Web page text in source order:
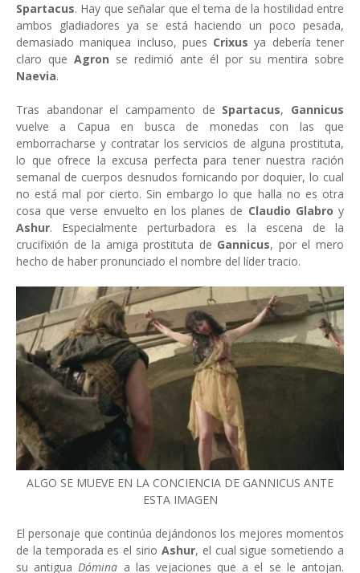
Spartacus. Hay que señalar que el tema de la hostilidad entre
ambos gladiadores ya se está haciendo un poco pesada,
demasiado maniquea incluso, pues Crixusya debería tener
claro que Agron se redimió ante él por su mentira sobre
Naevia.
Tras abandonar el campamento de Spartacus, Gannicus
vuelve a Capua en busca de monedas con las que
emborracharse y contratar los servicios de alguna prostituta,
lo que ofrece la excusa perfecta para tener nuestra ración
semanal de cuerpos desnudos fornicando por doquier, lo cual
no está mal por cierto. Sin embargo lo que halla no es otra
cosa que verse envuelto en los planes de Claudio Glabro y
Ashur. Especialmente perturbadora es la escena de la
crucifixión de la amiga prostituta de Gannicus, por el mero
hecho de haber pronunciado el nombre del líder tracio.
ALGO SE MUEVE EN LA CONCIENCIA DE GANNICUS ANTE
ESTA IMAGEN
El personaje que continúa dejándonos los mejores momentos
de la temporada es el sirio Ashur, el cual sigue sometiendo a
su antiguaDómina a las vejaciones que a el se le antojan.